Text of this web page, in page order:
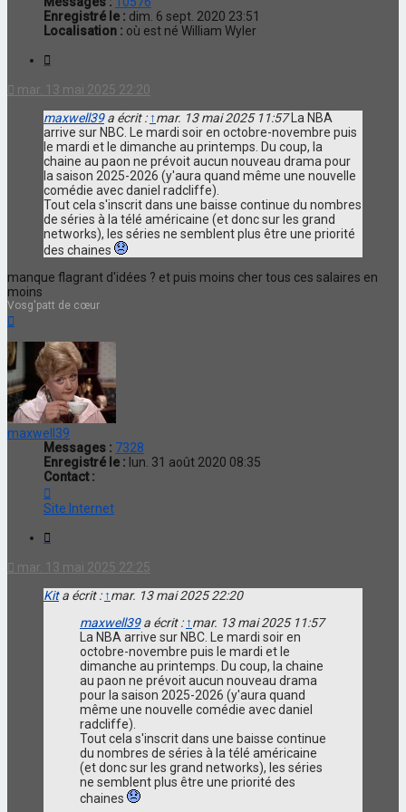
Enregistré le : dim. 6 sept. 2020 23:51
Localisation : où est né William Wyler
mar. 13 mai 2025 22:20
maxwell39a écrit : ↑mar. 13 mai 2025 11:57La NBA
arrive sur NBC. Le mardi soir en octobre-novembre puis
le mardi et le dimanche au printemps. Du coup, la
chaine au paon ne prévoit aucun nouveau drama pour
la saison 2025-2026 (y'aura quand même une nouvelle
comédie avec daniel radcliffe).
Tout cela s'inscrit dans une baisse continue du nombres
de séries à la télé américaine (et donc sur les grand
networks), les séries ne semblent plus être une priorité
des chaines
manque flagrant d'idées ? et puis moins cher tous ces salaires en
moins
Vosg'patt de cœur
maxwell39
Messages : 7328
Enregistré le : lun. 31 août 2020 08:35
Contact :
maxwell39
Site Internet
mar. 13 mai 2025 22:25
Kita écrit : ↑mar. 13 mai 2025 22:20
maxwell39a écrit : ↑mar. 13 mai 2025 11:57
La NBA arrive sur NBC. Le mardi soir en
octobre-novembre puis le mardi et le
dimanche au printemps. Du coup, la chaine
au paon ne prévoit aucun nouveau drama
pour la saison 2025-2026 (y'aura quand
même une nouvelle comédie avec daniel
radcliffe).
Tout cela s'inscrit dans une baisse continue
du nombres de séries à la télé américaine
(et donc sur les grand networks), les séries
ne semblent plus être une priorité des
chaines